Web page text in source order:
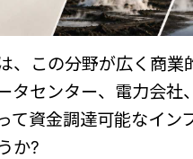
、この分野が広く商業
タセンター、電力会社
て資金調達可能なイン
か?